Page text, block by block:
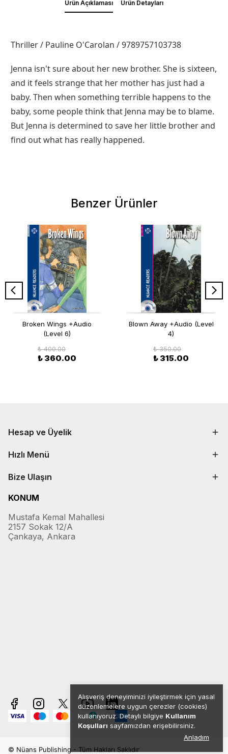
Alışveriş deneyiminizi iyileştirmek için yasal
düzenlemelere uygun çerezler (cookies)
kullanıyoruz. Detaylı bilgiye Kullanım
Koşulları sayfamızdan erişebilirsiniz.
Anladım
Ürün Açıklaması Ürün Detayları
Thriller / Pauline O'Carolan / 9789757103738
Jenna isn't sure about her new brother. She is sixteen,
and it feels strange that her mother has just had a
baby. Then when something terrible happens to the
baby, some people think that Jenna may be to blame.
But Jenna is determined to save her little brother and
find out what has really happened.
Benzer Ürünler
Broken Wings +Audio
(Level 6)
₺ 400.00
₺ 360.00
Blown Away +Audio (Level
4)
₺ 350.00
₺ 315.00
Hesap ve Üyelik
Hızlı Menü
Bize Ulaşın
KONUM
Mustafa Kemal Mahallesi
2157 Sokak 12/A
Çankaya, Ankara
© Nüans Publishing - Tüm Hakları Saklıdır